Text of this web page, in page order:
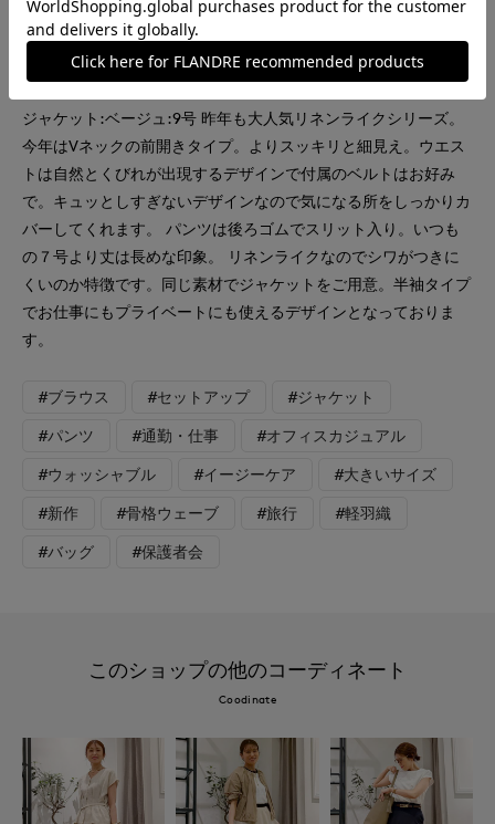
FAVORITE SUKINAMONO
ジャケット:ベージュ:9号 昨年も大人気リネンライクシリーズ。
今年はVネックの前開きタイプ。よりスッキリと細見え。ウエス
トは自然とくびれが出現するデザインで付属のベルトはお好み
で。キュッとしすぎないデザインなので気になる所をしっかりカ
バーしてくれます。 パンツは後ろゴムでスリット入り。いつも
の７号より丈は長めな印象。 リネンライクなのでシワがつきに
くいのか特徴です。同じ素材でジャケットをご用意。半袖タイプ
でお仕事にもプライベートにも使えるデザインとなっておりま
す。
#ブラウス #セットアップ #ジャケット
#パンツ #通勤・仕事 #オフィスカジュアル
#ウォッシャブル #イージーケア #大きいサイズ
#新作 #骨格ウェーブ #旅行 #軽羽織
#バッグ #保護者会
このショップの他のコーディネート
Coodinate